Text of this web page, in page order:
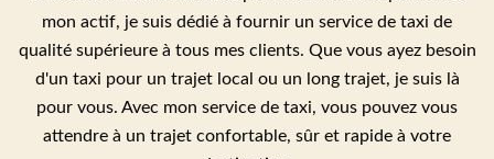
mon actif, je suis dédié à fournir un service de taxi de
qualité supérieure à tous mes clients. Que vous ayez besoin
d'un taxi pour un trajet local ou un long trajet, je suis là
pour vous. Avec mon service de taxi, vous pouvez vous
attendre à un trajet confortable, sûr et rapide à votre